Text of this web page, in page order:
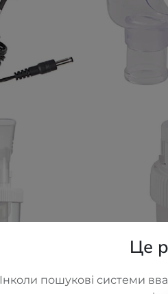
Це
Інколи пошукові системи